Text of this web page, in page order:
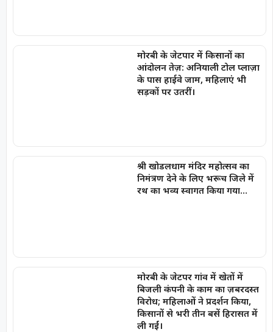
मोरबी के जेटपार में किसानों का
आंदोलन तेज़: अनियाली टोल प्लाज़ा
के पास हाईवे जाम, महिलाएं भी
सड़कों पर उतरीं।
श्री खोडलधाम मंदिर महोत्सव का
निमंत्रण देने के लिए भरूच जिले में
रथ का भव्य स्वागत किया गया…
मोरबी के जेटपर गांव में खेतों में
बिजली कंपनी के काम का ज़बरदस्त
विरोध; महिलाओं ने प्रदर्शन किया,
किसानों से भरी तीन बसें हिरासत में
ली गईं।